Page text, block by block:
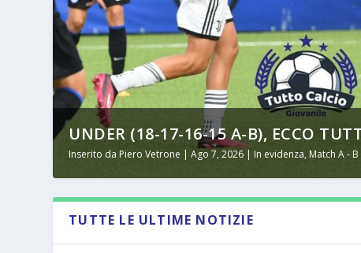
UNDER (18-17-16-15 A-B), ECCO
Inserito daPiero Vetrone |Ago 7, 2026 | In evidenza,Match A -
TUTTE LE ULTIME NOTIZIE